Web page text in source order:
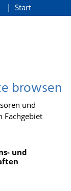
Start
browsen
und
Fachgebiet
und